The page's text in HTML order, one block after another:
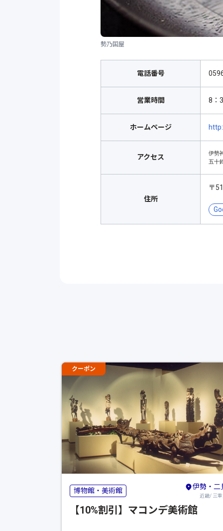
勢乃国屋
電話番号
営業時間 8：
ホームページ
アクセス
伊勢
五十
住所
〒
クーポン
博物館・美術館 伊勢・二
近畿/ 三
【10%割引】マコンデ美術館